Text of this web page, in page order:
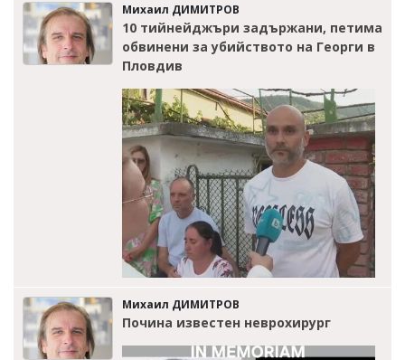
Михаил ДИМИТРОВ
10 тийнейджъри задържани, петима
обвинени за убийството на Георги в
Пловдив
Михаил ДИМИТРОВ
Почина известен неврохирург